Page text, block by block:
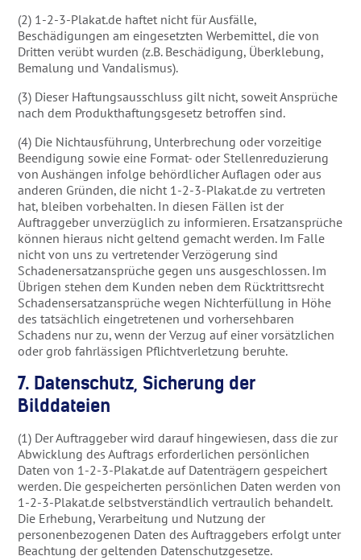
(2) 1-2-3-Plakat.de haftet nicht für Ausfälle,
Beschädigungen am eingesetzten Werbemittel, die von
Dritten verübt wurden (z.B. Beschädigung, Überklebung,
Bemalung und Vandalismus).
(3) Dieser Haftungsausschluss gilt nicht, soweit Ansprüche
nach dem Produkthaftungsgesetz betroffen sind.
(4) Die Nichtausführung, Unterbrechung oder vorzeitige
Beendigung sowie eine Format- oder Stellenreduzierung
von Aushängen infolge behördlicher Auflagen oder aus
anderen Gründen, die nicht 1-2-3-Plakat.de zu vertreten
hat, bleiben vorbehalten. In diesen Fällen ist der
Auftraggeber unverzüglich zu informieren. Ersatzansprüche
können hieraus nicht geltend gemacht werden. Im Falle
nicht von uns zu vertretender Verzögerung sind
Schadenersatzansprüche gegen uns ausgeschlossen. Im
Übrigen stehen dem Kunden neben dem Rücktrittsrecht
Schadensersatzansprüche wegen Nichterfüllung in Höhe
des tatsächlich eingetretenen und vorhersehbaren
Schadens nur zu, wenn der Verzug auf einer vorsätzlichen
oder grob fahrlässigen Pflichtverletzung beruhte.
7. Datenschutz, Sicherung der
Bilddateien
(1) Der Auftraggeber wird darauf hingewiesen, dass die zur
Abwicklung des Auftrags erforderlichen persönlichen
Daten von 1-2-3-Plakat.de auf Datenträgern gespeichert
werden. Die gespeicherten persönlichen Daten werden von
1-2-3-Plakat.de selbstverständlich vertraulich behandelt.
Die Erhebung, Verarbeitung und Nutzung der
personenbezogenen Daten des Auftraggebers erfolgt unter
Beachtung der geltenden Datenschutzgesetze.